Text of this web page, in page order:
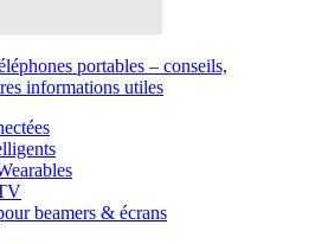
portables – conseils,
informations utiles
beamers & écrans